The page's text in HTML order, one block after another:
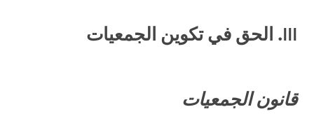
III. الحق في تكوين الجمعيات
قانون الجمعيات